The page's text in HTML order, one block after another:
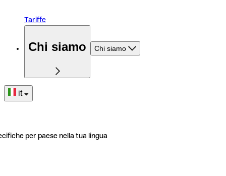
Tariffe
Chi siamo Chi siamo
it
per paese nella tua lingua